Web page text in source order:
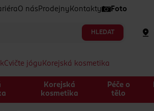
O nás Prodejny Kontakty Foto
HLEDAT
Cvičte jógu Korejská kosmetika
Korejská
kosmetika
Péče o
tělo